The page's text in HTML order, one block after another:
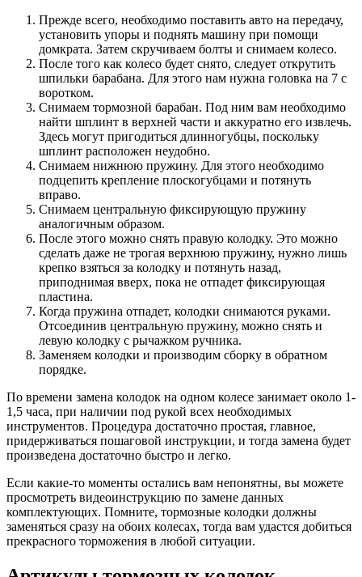
Прежде всего, необходимо поставить авто на передачу,
установить упоры и поднять машину при помощи
домкрата. Затем скручиваем болты и снимаем колесо.
После того как колесо будет снято, следует открутить
шпильки барабана. Для этого нам нужна головка на 7 с
воротком.
Снимаем тормозной барабан. Под ним вам необходимо
найти шплинт в верхней части и аккуратно его извлечь.
Здесь могут пригодиться длинногубцы, поскольку
шплинт расположен неудобно.
Снимаем нижнюю пружину. Для этого необходимо
подцепить крепление плоскогубцами и потянуть
вправо.
Снимаем центральную фиксирующую пружину
аналогичным образом.
После этого можно снять правую колодку. Это можно
сделать даже не трогая верхнюю пружину, нужно лишь
крепко взяться за колодку и потянуть назад,
приподнимая вверх, пока не отпадет фиксирующая
пластина.
Когда пружина отпадет, колодки снимаются руками.
Отсоединив центральную пружину, можно снять и
левую колодку с рычажком ручника.
Заменяем колодки и производим сборку в обратном
порядке.
По времени замена колодок на одном колесе занимает около 1-
1,5 часа, при наличии под рукой всех необходимых
инструментов. Процедура достаточно простая, главное,
придерживаться пошаговой инструкции, и тогда замена будет
произведена достаточно быстро и легко.
Если какие-то моменты остались вам непонятны, вы можете
просмотреть видеоинструкцию по замене данных
комплектующих. Помните, тормозные колодки должны
заменяться сразу на обоих колесах, тогда вам удастся добиться
прекрасного торможения в любой ситуации.